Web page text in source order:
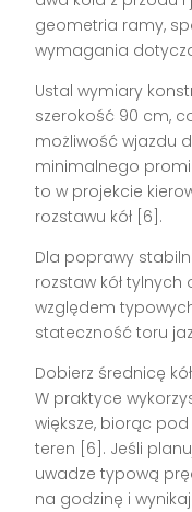
geometria ramy,
wymagania
Ustal wymiary
szerokość 90 cm,
możliwość wjazdu
minimalnego
to w projekcie
rozstawu kół [6].
Dla poprawy
rozstaw kół tylnych
względem
stateczność toru
Dobierz średnicę
W praktyce
większe, biorąc
teren [6]. Jeśli
uwadze typową
na godzinę i